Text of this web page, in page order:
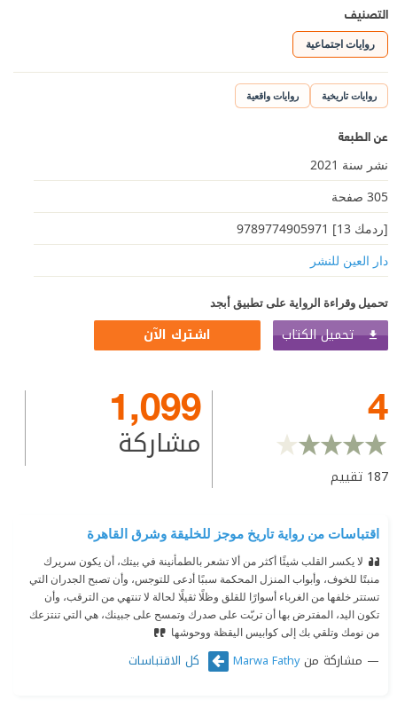
التصنيف
روايات اجتماعية
روايات تاريخية روايات واقعية
عن الطبعة
نشر سنة 2021
305 صفحة
[ردمك 13] 9789774905971
دار العين للنشر
تحميل وقراءة الرواية على تطبيق أبجد
تحميل الكتاب اشترك الآن
4
187 تقييم
1,099
مشاركة
اقتباسات من رواية تاريخ موجز للخليقة وشرق القاهرة
لا يكسر القلب شيئًا أكثر من ألا تشعر بالطمأنينة في بيتك، أن يكون سريرك
منبتًا للخوف، وأبواب المنزل المحكمة سببًا أدعى للتوجس، وأن تصبح الجدران التي
تستتر خلفها من الغرباء أسوارًا للقلق وظلًا ثقيلًا لحالة لا تنتهي من الترقب، وأن
تكون اليد، المفترض بها أن تربّت على صدرك وتمسح على جبينك، هي التي تنتزعك
من نومك وتلقي بك إلى كوابيس اليقظة ووحوشها
مشاركة منMarwa Fathy كل الاقتباسات